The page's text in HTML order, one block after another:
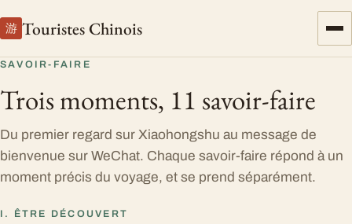
游 Touristes Chinois
SAVOIR-FAIRE
Trois moments, 11 savoir-faire
Du premier regard sur Xiaohongshu au message de
bienvenue sur WeChat. Chaque savoir-faire répond à un
moment précis du voyage, et se prend séparément.
I. ÊTRE DÉCOUVERT